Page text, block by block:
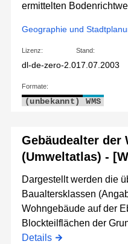
ermittelten
Geographie und
Lizenz:
dl-de-zero-2.0
Stand:
17.07.2003
Formate:
(unbekannt) WMS
Gebäudealter der
(Umweltatlas) -
Dargestellt werden die
Baualtersklassen
Wohngebäude auf der
Blockteilflächen der
Details